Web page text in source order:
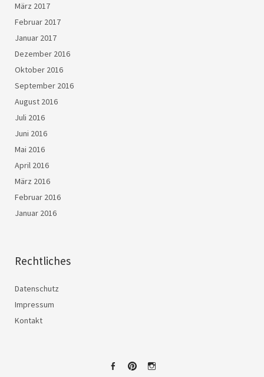
März 2017
Februar 2017
Januar 2017
Dezember 2016
Oktober 2016
September 2016
August 2016
Juli 2016
Juni 2016
Mai 2016
April 2016
März 2016
Februar 2016
Januar 2016
Rechtliches
Datenschutz
Impressum
Kontakt